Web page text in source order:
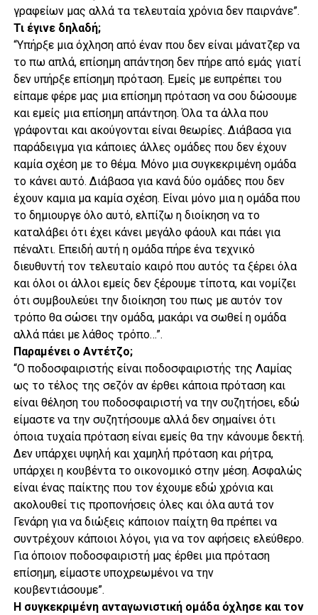
γραφείων μας αλλά τα τελευταία χρόνια δεν παιρνάνε”.
Τι έγινε δηλαδή;
“Υπήρξε μια όχληση από έναν που δεν είναι μάνατζερ να
το πω απλά, επίσημη απάντηση δεν πήρε από εμάς γιατί
δεν υπήρξε επίσημη πρόταση. Εμείς με ευπρέπει του
είπαμε φέρε μας μια επίσημη πρόταση να σου δώσουμε
και εμείς μια επίσημη απάντηση. Όλα τα άλλα που
γράφονται και ακούγονται είναι θεωρίες. Διάβασα για
παράδειγμα για κάποιες άλλες ομάδες που δεν έχουν
καμία σχέση με το θέμα. Μόνο μια συγκεκριμένη ομάδα
το κάνει αυτό. Διάβασα για κανά δύο ομάδες που δεν
έχουν καμια μα καμία σχέση. Είναι μόνο μια η ομάδα που
το δημιουργε όλο αυτό, ελπίζω η διοίκηση να το
καταλάβει ότι έχει κάνει μεγάλο φάουλ και πάει για
πέναλτι. Επειδή αυτή η ομάδα πήρε ένα τεχνικό
διευθυντή τον τελευταίο καιρό που αυτός τα ξέρει όλα
και όλοι οι άλλοι εμείς δεν ξέρουμε τίποτα, και νομίζει
ότι συμβουλεύει την διοίκηση του πως με αυτόν τον
τρόπο θα σώσει την ομάδα, μακάρι να σωθεί η ομάδα
αλλά πάει με λάθος τρόπο…”.
Παραμένει ο Αντέτζο;
“Ο ποδοσφαιριστής είναι ποδοσφαιριστής της Λαμίας
ως το τέλος της σεζόν αν έρθει κάποια πρόταση και
είναι θέληση του ποδοσφαιριστή να την συζητήσει, εδώ
είμαστε να την συζητήσουμε αλλά δεν σημαίνει ότι
όποια τυχαία πρόταση είναι εμείς θα την κάνουμε δεκτή.
Δεν υπάρχει υψηλή και χαμηλή πρόταση και ρήτρα,
υπάρχει η κουβέντα το οικονομικό στην μέση. Ασφαλώς
είναι ένας παίκτης που τον έχουμε εδώ χρόνια και
ακολουθεί τις προπονήσεις όλες και όλα αυτά τον
Γενάρη για να διώξεις κάποιον παίχτη θα πρέπει να
συντρέχουν κάποιοι λόγοι, για να τον αφήσεις ελεύθερο.
Για όποιον ποδοσφαιριστή μας έρθει μια πρόταση
επίσημη, είμαστε υποχρεωμένοι να την
κουβεντιάσουμε”.
Η συγκεκριμένη ανταγωνιστική ομάδα όχλησε και τον